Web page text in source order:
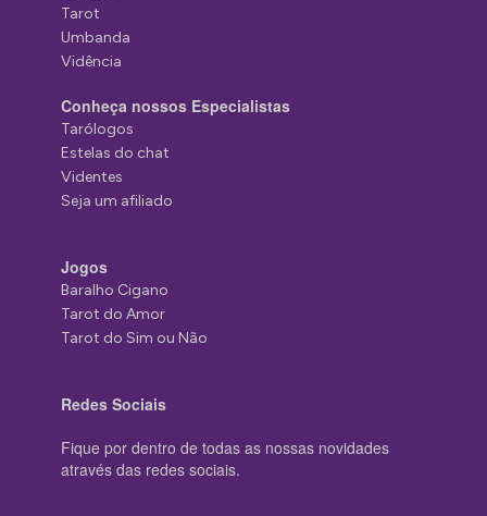
Tarot
Umbanda
Vidência
Conheça nossos Especialistas
Tarólogos
Estelas do chat
Videntes
Seja um afiliado
Jogos
Baralho Cigano
Tarot do Amor
Tarot do Sim ou Não
Redes Sociais
Fique por dentro de todas as nossas novidades
através das redes sociais.